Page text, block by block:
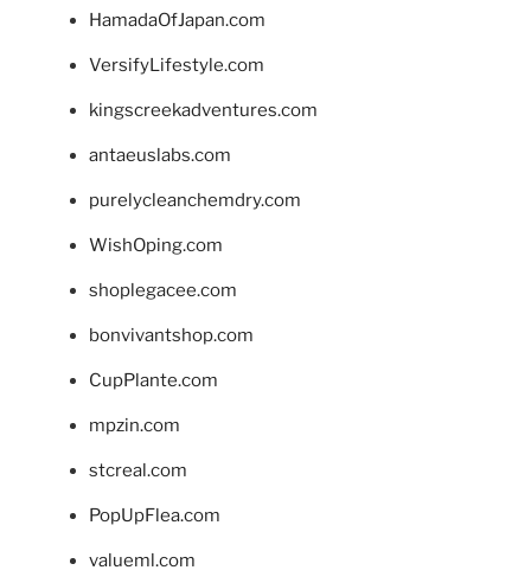
HamadaOfJapan.com
VersifyLifestyle.com
kingscreekadventures.com
antaeuslabs.com
purelycleanchemdry.com
WishOping.com
shoplegacee.com
bonvivantshop.com
CupPlante.com
mpzin.com
stcreal.com
PopUpFlea.com
valueml.com